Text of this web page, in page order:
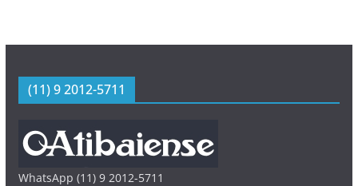
(11) 9 2012-5711
WhatsApp (11) 9 2012-5711